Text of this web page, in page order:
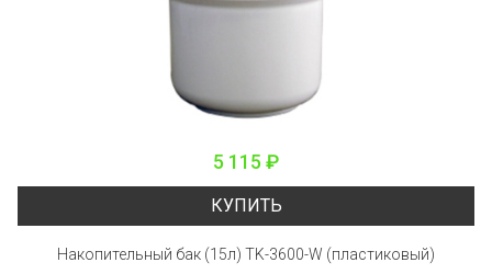
5 115 ₽
КУПИТЬ
Накопительный бак (15л) TK-3600-W (пластиковый)